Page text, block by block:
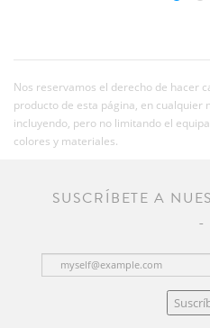
Nos reservamos el derecho de hacer
producto de esta página, en cualquier
incluyendo, pero no limitando el
colores y materiales.
SUSCRÍBETE A